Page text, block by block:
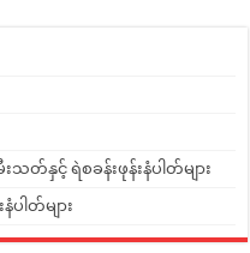
တ်နှင့် ရဲစခန်းဖုန်းနံပါတ်များ
ါတ်များ